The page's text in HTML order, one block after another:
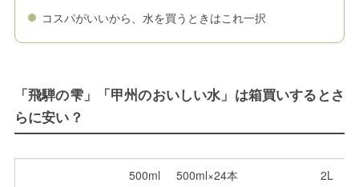
コスパがいいから、水を買うときはこれ一択
「飛騨の雫」「甲州のおいしい水」は箱買いするとさ
らに安い？
500ml 500ml×24本 2L